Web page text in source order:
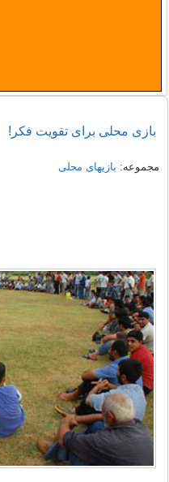
بازی محلی برای تقویت فکر!
مجموعه: بازیهای محلی